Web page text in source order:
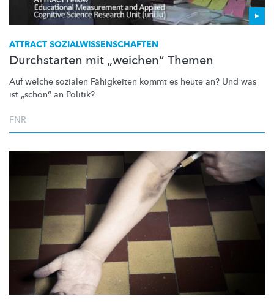
ATTRACT SOZIALWISSENSCHAFTEN
Durchstarten mit „weichen“ Themen
Auf welche sozialen Fähigkeiten kommt es heute an? Und was
ist „schön“ an Politik?
FNR